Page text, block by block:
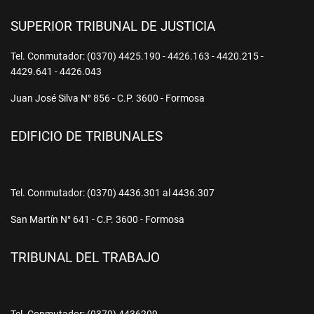
SUPERIOR TRIBUNAL DE JUSTICIA
Tel. Conmutador: (0370) 4425.190 - 4426.163 - 4420.215 -
4429.641 - 4426.043
Juan José Silva N° 856 - C.P. 3600 - Formosa
EDIFICIO DE TRIBUNALES
Tel. Conmutador: (0370) 4436.301 al 4436.307
San Martín N° 641 - C.P. 3600 - Formosa
TRIBUNAL DEL TRABAJO